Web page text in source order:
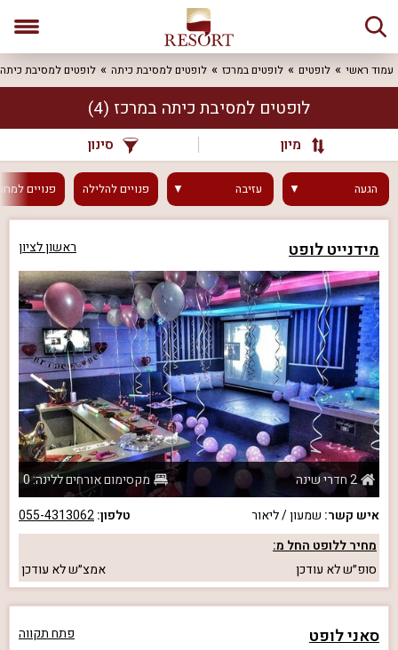
עמוד ראשי לופטים לופטים במרכז לופטים למסיבת כיתה לופטים למסיבת
לופטים למסיבת כיתה במרכז (4)
מיון סינון
הגעה עזיבה פנוייםלהלילה פנויים
מידנייט לופט ראשון לציון
2 חדרי שינה
מקסימום אורחים ללינה: 0
איש קשר: שמעון / ליאור טלפון:055-4313062
מחיר ללופט החל מ:
סופ״שלא עודכן אמצ״שלא עודכן
סאני לופט פתח תקווה